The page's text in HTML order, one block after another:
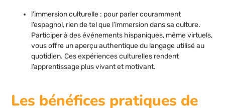
l’immersion culturelle : pour parler couramment
l’espagnol, rien de tel que l’immersion dans sa culture.
Participer à des événements hispaniques, même virtuels,
vous offre un aperçu authentique du langage utilisé au
quotidien. Ces expériences culturelles rendent
l’apprentissage plus vivant et motivant.
Les bénéfices pratiques de